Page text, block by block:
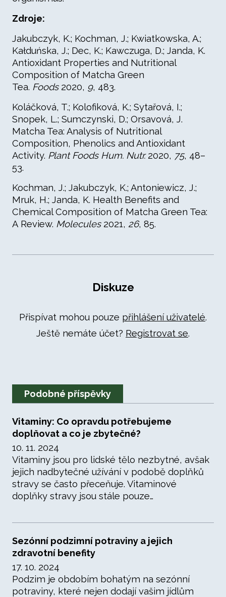
Zdroje:
Jakubczyk, K.; Kochman, J.; Kwiatkowska, A.;
Kałduńska, J.; Dec, K.; Kawczuga, D.; Janda, K.
Antioxidant Properties and Nutritional
Composition of Matcha Green
Tea. Foods2020, 9, 483.
Koláčková, T.; Kolofiková, K.; Sytařová, I.;
Snopek, L.; Sumczynski, D.; Orsavová, J.
Matcha Tea: Analysis of Nutritional
Composition, Phenolics and Antioxidant
Activity. Plant Foods Hum. Nutr.2020, 75, 48–
53.
Kochman, J.; Jakubczyk, K.; Antoniewicz, J.;
Mruk, H.; Janda, K. Health Benefits and
Chemical Composition of Matcha Green Tea:
A Review. Molecules2021, 26, 85.
Diskuze
Přispívat mohou pouze přihlášení uživatelé.
Ještě nemáte účet? Registrovat se.
Podobné příspěvky
Vitaminy: Co opravdu potřebujeme
doplňovat a co je zbytečné?
10. 11. 2024
Vitaminy jsou pro lidské tělo nezbytné, avšak
jejich nadbytečné užívání v podobě doplňků
stravy se často přeceňuje. Vitaminové
doplňky stravy jsou stále pouze…
Sezónní podzimní potraviny a jejich
zdravotní benefity
17. 10. 2024
Podzim je obdobím bohatým na sezónní
potraviny, které nejen dodají vašim jídlům